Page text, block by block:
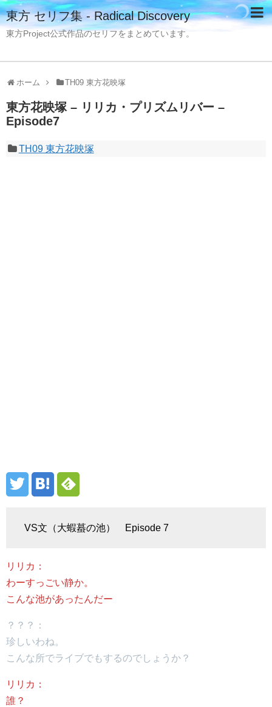
東方 セリフ集 - Radical Discovery
東方Project公式作品のセリフをまとめています。
ホーム TH09 東方花映塚
東方花映塚 – リリカ・プリズムリバー –
Episode7
TH09 東方花映塚
VS文（大蝦蟇の池） Episode 7
リリカ：
わーすっごい静か。
こんな池があったんだー
？？？：
珍しいわね。
こんな所でライブでもするのでしょうか？
リリカ：
誰？